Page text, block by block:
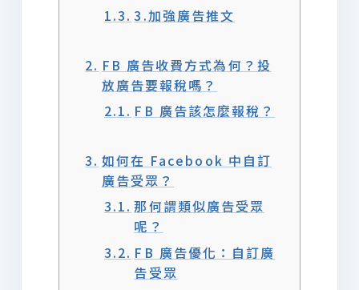
3.加強廣告推文
FB 廣告收費方式為何？投
放廣告要報稅嗎？
FB 廣告該怎麼報稅？
如何在 Facebook 中自訂
廣告受眾？
那何謂類似廣告受眾
呢？
FB 廣告優化：自訂廣
告受眾